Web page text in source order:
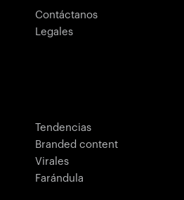
Contáctanos
Legales
Tendencias
Branded content
Virales
Farándula